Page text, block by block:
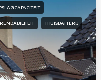
RENDABILITEIT THUISBATTERIJ